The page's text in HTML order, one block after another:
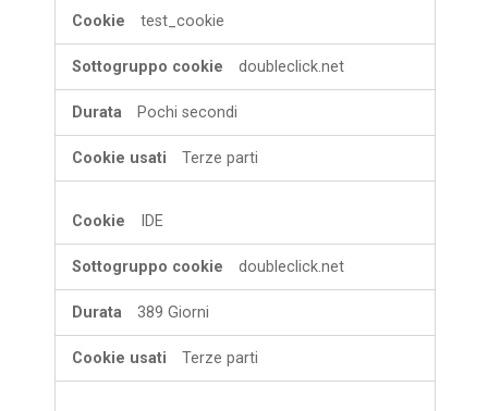
test_cookie
doubleclick.net
Pochi secondi
Terze parti
IDE
doubleclick.net
389 Giorni
Terze parti